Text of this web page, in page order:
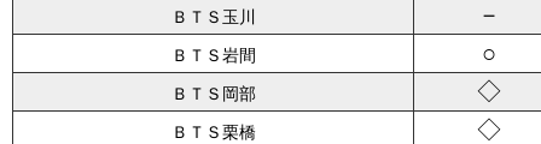
ＢＴＳ玉川 －
ＢＴＳ岩間 ○
ＢＴＳ岡部 ◇
ＢＴＳ栗橋 ◇